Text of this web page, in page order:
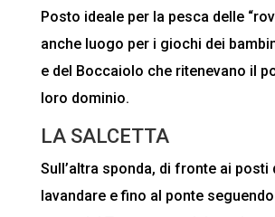
Posto ideale per la pesca delle
anche luogo per i giochi dei
e del Boccaiolo che ritenevano il
loro dominio.
LA SALCETTA
Sull’altra sponda, di fronte ai posti
lavandare e fino al ponte seguendo